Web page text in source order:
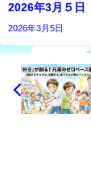
2026年3月５日
2026年3月5日